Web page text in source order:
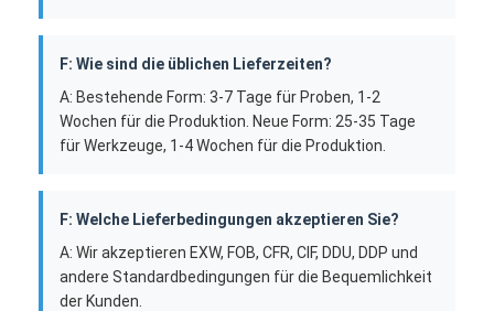
F: Wie sind die üblichen Lieferzeiten?
A: Bestehende Form: 3-7 Tage für Proben, 1-2
Wochen für die Produktion. Neue Form: 25-35 Tage
für Werkzeuge, 1-4 Wochen für die Produktion.
F: Welche Lieferbedingungen akzeptieren Sie?
A: Wir akzeptieren EXW, FOB, CFR, CIF, DDU, DDP und
andere Standardbedingungen für die Bequemlichkeit
der Kunden.